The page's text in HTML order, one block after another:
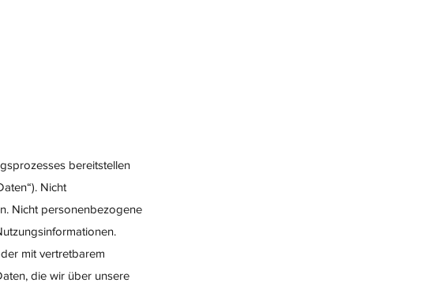
bereitstellen
Nicht
Nicht personenbezogene
mit vertretbarem
die wir über unsere